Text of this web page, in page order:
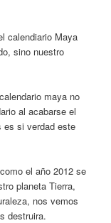
calendiario Maya
sino nuestro
maya no
al acabarse el
es si verdad este
el año 2012 se
planeta Tierra,
nos vemos
destruira.